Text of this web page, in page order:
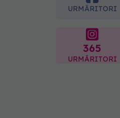
URMĂRITORI
365
URMĂRITORI